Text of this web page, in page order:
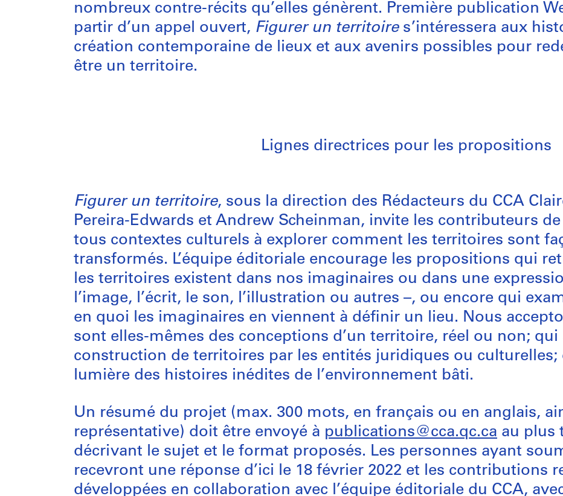
nombreux contre-récits qu’elles génèrent. Première publication
partir d’un appel ouvert, Figurer un territoires’intéressera aux
création contemporaine de lieux et aux avenirs possibles pour
être un territoire.
Lignes directrices pour les propositions
Figurer un territoire, sous la direction des Rédacteurs du CCA
Pereira-Edwards et Andrew Scheinman, invite les contributeurs
tous contextes culturels à explorer comment les territoires sont
transformés. L’équipe éditoriale encourage les propositions qui
les territoires existent dans nos imaginaires ou dans une
l’image, l’écrit, le son, l’illustration ou autres –, ou encore qui
en quoi les imaginaires en viennent à définir un lieu. Nous
sont elles-mêmes des conceptions d’un territoire, réel ou non; qui
construction de territoires par les entités juridiques ou
lumière des histoires inédites de l’environnement bâti.
Un résumé du projet (max. 300 mots, en français ou en anglais,
représentative) doit être envoyé à publications@cca.qc.ca au plus
décrivant le sujet et le format proposés. Les personnes ayant
recevront une réponse d’ici le 18 février 2022 et les contributions
développées en collaboration avec l’équipe éditoriale du CCA,